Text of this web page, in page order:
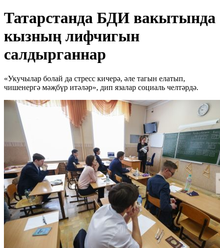
Татарстанда БДИ вакытында
кызның лифчигын
салдырганнар
«Укучылар болай да стресс кичерә, әле тагын елатып,
чишенергә мәҗбүр итәләр», дип язалар социаль челтәрдә.